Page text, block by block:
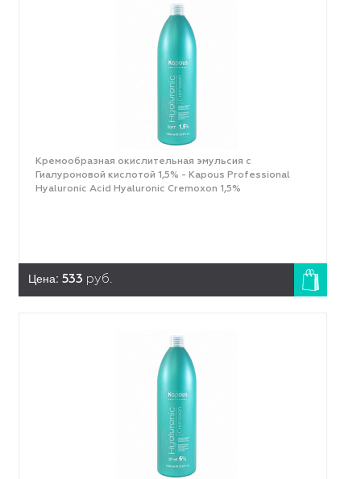
Кремообразная окислительная эмульсия с
Гиалуроновой кислотой 1,5% - Kapous Professional
Hyaluronic Acid Hyaluronic Cremoxon 1,5%
Цена: 533 руб.